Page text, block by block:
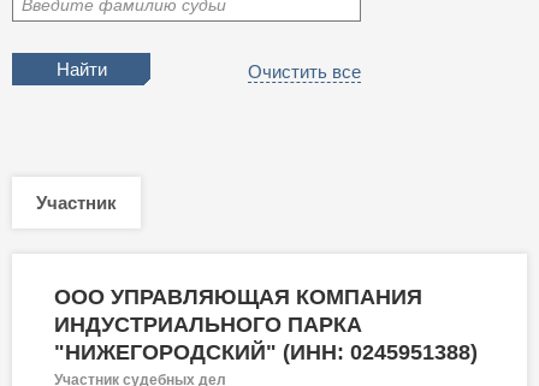
Введите фамилию судьи
Очистить все
Участник
ООО УПРАВЛЯЮЩАЯ КОМПАНИЯ
ИНДУСТРИАЛЬНОГО ПАРКА
"НИЖЕГОРОДСКИЙ" (ИНН: 0245951388)
Участник судебных дел